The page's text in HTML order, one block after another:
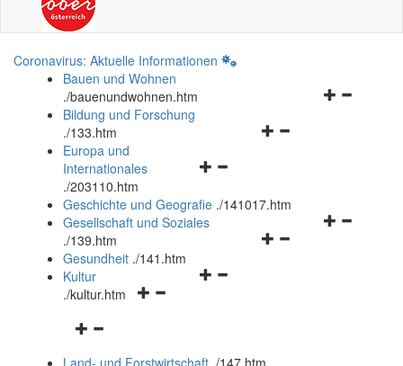
Coronavirus: Aktuelle Informationen
Bauen und Wohnen
./bauenundwohnen.htm
Navigationsmenü
Bildung und Forschung
./133.htm
Navigationsmenü
und
schließen
Europa und
Internationales
./203110.htm
Geschichte und Geografie ./141017.htm
Navigationsmenü
Gesellschaft und Soziales
./139.htm
Navigationsmenü
Gesundheit ./141.htm
Navigationsmenü
Kultur
./kultur.htm
Navigationsmenü
Land- und Forstwirtschaft ./147.htm